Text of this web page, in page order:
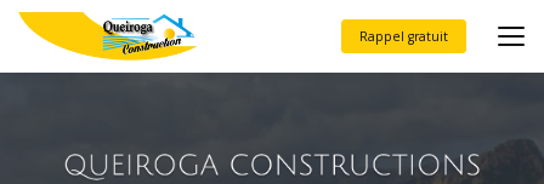
Aller
principal
Rappel gratuit